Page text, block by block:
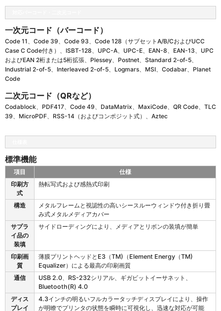
一次元コード（バーコード）
Code 11、Code 39、Code 93、Code 128（サブセットA/B/CおよびUCC
Case C Code付き）、ISBT-128、UPC-A、UPC-E、EAN-8、EAN-13、UPC
およびEAN 2桁または5桁拡張、Plessey、Postnet、Standard 2-of-5、
Industrial 2-of-5、Interleaved 2-of-5、Logmars、MSI、Codabar、Planet
Code
二次元コード（QRなど）
Codablock、PDF417、Code 49、DataMatrix、MaxiCode、QR Code、TLC
39、MicroPDF、RSS-14（およびコンポジット式）、Aztec
標準機能
6
機
項目
仕様
印刷方
式
熱転写式および感熱式印刷
構造
メタルフレームと視認性の高いシースルーウィンドウ付き折り畳
み式メタルメディアカバー
サプラ
イ品の
装填
サイドローディングにより、メディアとリボンの装填が簡単
印刷画
質
薄膜プリントヘッドとE3（TM)（Element Energy（TM)
Equalizer）による最高の印刷画質
通信
USB 2.0、RS-232シリアル、ギガビットイーサネット、
Bluetooth(R) 4.0
ディス
プレイ
4.3インチの明るいフルカラータッチディスプレイにより、操作
が明瞭でプリンタの状態を瞬時に可視化し、迅速な対応が可能